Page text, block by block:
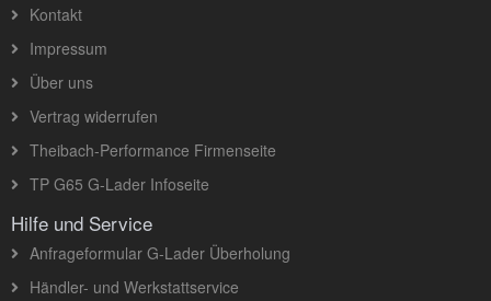
Kontakt
Impressum
Über uns
Vertrag widerrufen
Theibach-Performance Firmenseite
TP G65 G-Lader Infoseite
Hilfe und Service
Anfrageformular G-Lader Überholung
Händler- und Werkstattservice